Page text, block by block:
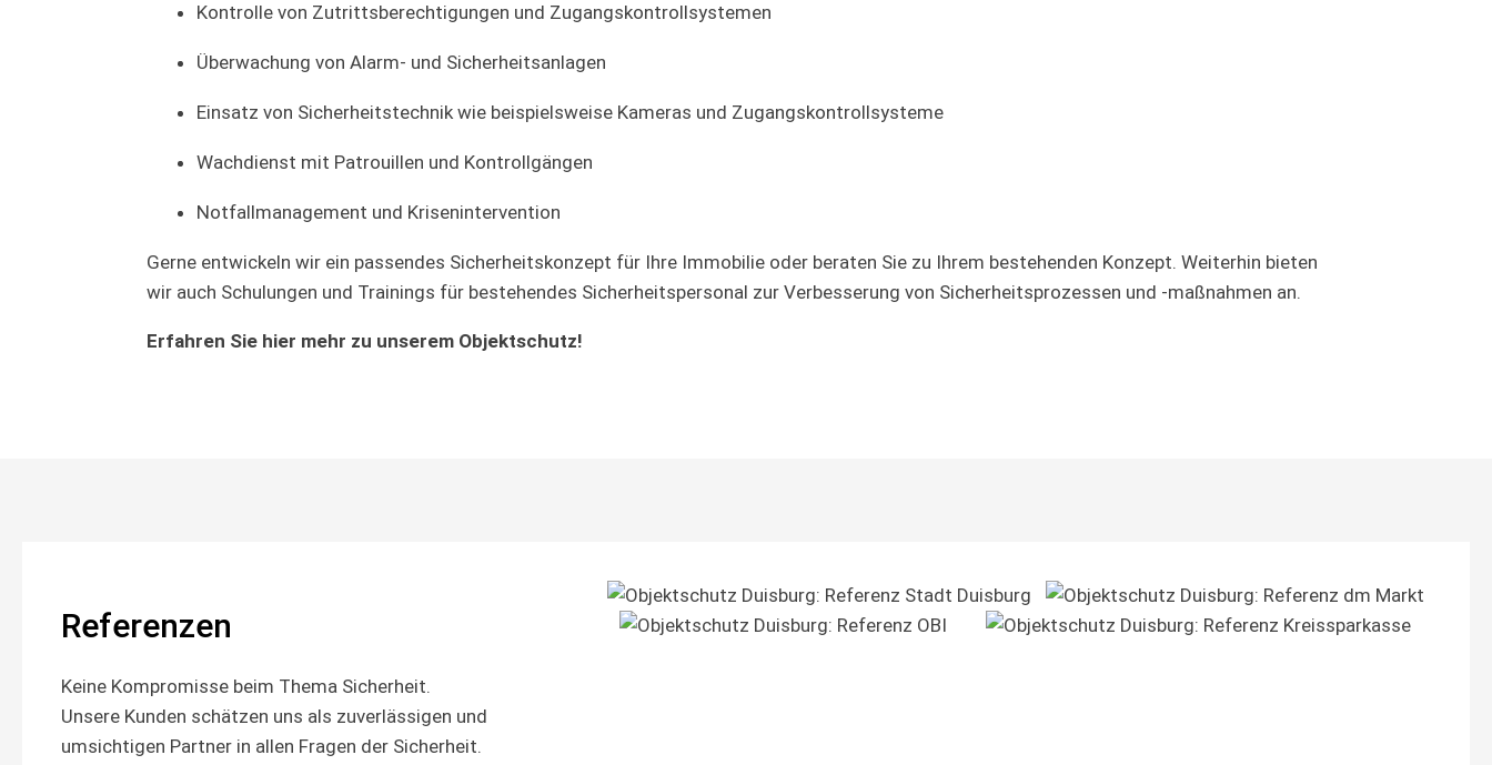
Kontrolle von Zutrittsberechtigungen und Zugangskontrollsystemen
Überwachung von Alarm- und Sicherheitsanlagen
Einsatz von Sicherheitstechnik wie beispielsweise Kameras und Zugangskontrollsysteme
Wachdienst mit Patrouillen und Kontrollgängen
Notfallmanagement und Krisenintervention
Gerne entwickeln wir ein passendes Sicherheitskonzept für Ihre Immobilie oder beraten Sie zu Ihrem bestehenden Konzept. Weiterhin bieten
wir auch Schulungen und Trainings für bestehendes Sicherheitspersonal zur Verbesserung von Sicherheitsprozessen und -maßnahmen an.
Erfahren Sie hier mehr zu unserem Objektschutz!
Referenzen
Keine Kompromisse beim Thema Sicherheit.
Unsere Kunden schätzen uns als zuverlässigen und
umsichtigen Partner in allen Fragen der Sicherheit.